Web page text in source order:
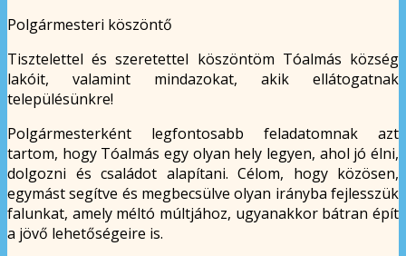
Polgármesteri köszöntő
Tisztelettel és szeretettel köszöntöm Tóalmás község
lakóit, valamint mindazokat, akik ellátogatnak
településünkre!
Polgármesterként legfontosabb feladatomnak azt
tartom, hogy Tóalmás egy olyan hely legyen, ahol jó élni,
dolgozni és családot alapítani. Célom, hogy közösen,
egymást segítve és megbecsülve olyan irányba fejlesszük
falunkat, amely méltó múltjához, ugyanakkor bátran épít
a jövő lehetőségeire is.